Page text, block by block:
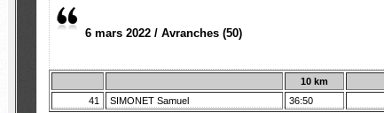
6 mars 2022 / Avranches (50)
10 km
41
SIMONET Samuel 36:50